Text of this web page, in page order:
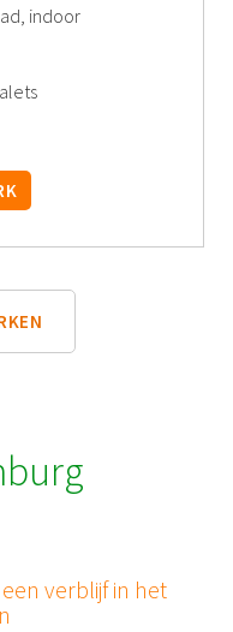
indoor
verblijf in het